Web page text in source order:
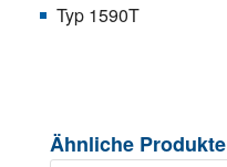
Typ 1590T
Produktgalerie
Ähnliche Produkte